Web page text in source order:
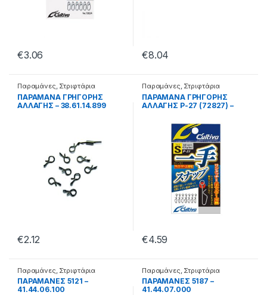
€3.06 €8.04
Παραμάνες, Στριφτάρια
ΠΑΡΑΜΑΝΑ ΓΡΗΓΟΡΗΣ
ΑΛΛΑΓΗΣ – 38.61.14.899
€2.12
Παραμάνες, Στριφτάρια
ΠΑΡΑΜΑΝΑ ΓΡΗΓΟΡΗΣ
ΑΛΛΑΓΗΣ P-27 (72827) –
€4.59
Παραμάνες Στριφτάρια
ΠΑΡΑΜΑΝΕΣ 5121 –
41.44.06.100
Παραμάνες Στριφτάρια
ΠΑΡΑΜΑΝΕΣ 5187 –
41.44.07.000